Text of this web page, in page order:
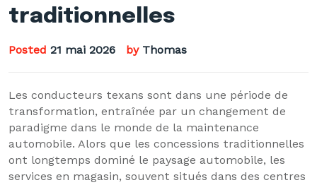
traditionnelles
Posted 21 mai 2026 by Thomas
Les conducteurs texans sont dans une période de
transformation, entraînée par un changement de
paradigme dans le monde de la maintenance
automobile. Alors que les concessions traditionnelles
ont longtemps dominé le paysage automobile, les
services en magasin, souvent situés dans des centres